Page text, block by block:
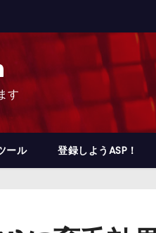
す
ール 登録しようASP！